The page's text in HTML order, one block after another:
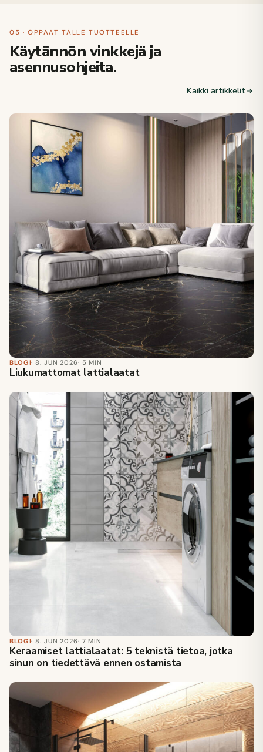
05 · OPPAAT TÄLLE TUOTTEELLE
Käytännön vinkkejä ja
asennusohjeita.
Kaikki artikkelit
BLOGI· 8. JUN 2026· 5 MIN
Liukumattomat lattialaatat
BLOGI· 8. JUN 2026· 7 MIN
Keraamiset lattialaatat: 5 teknistä tietoa, jotka
sinun on tiedettävä ennen ostamista